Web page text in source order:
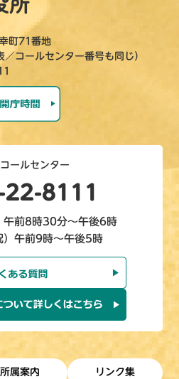
町71番地
コールセンター番号も同じ）
ールセンター
8111
午前8時30分～午後6時
）午前9時～午後5時
所属案内 リンク集